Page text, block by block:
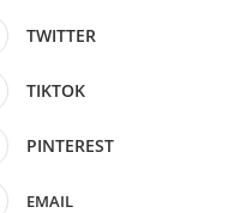
TWITTER
TIKTOK
PINTEREST
EMAIL